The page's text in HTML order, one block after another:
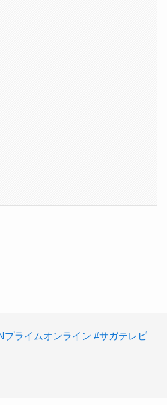
プライムオンライン
#サガテレビ